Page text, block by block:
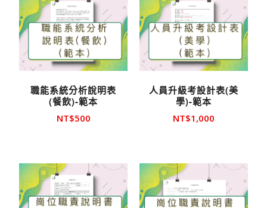
品
職能系統分析說明表
(餐飲)-範本
NT$500
人員升級考設計表(美
學)-範本
NT$1,000